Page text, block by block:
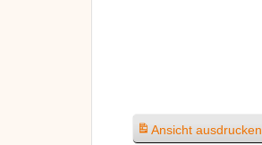
Ansicht ausdrucken